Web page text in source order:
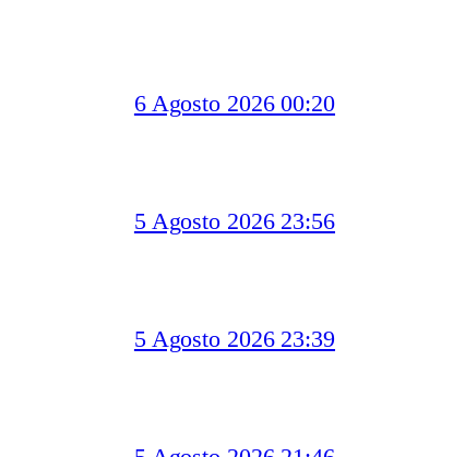
6 Agosto 2026 00:20
5 Agosto 2026 23:56
5 Agosto 2026 23:39